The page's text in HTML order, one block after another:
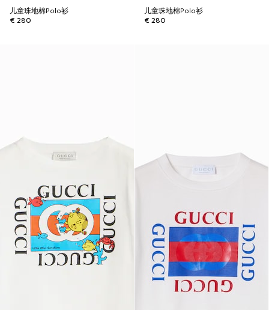
儿童珠地棉Polo衫
€ 280
儿童珠地棉Polo衫
€ 280